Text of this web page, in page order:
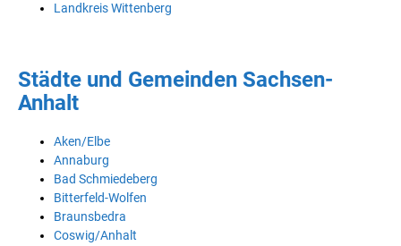
Landkreis Wittenberg
Städte und Gemeinden Sachsen-
Anhalt
Aken/Elbe
Annaburg
Bad Schmiedeberg
Bitterfeld-Wolfen
Braunsbedra
Coswig/Anhalt